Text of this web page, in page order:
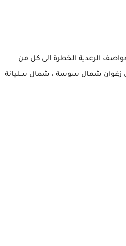
الرعدية الخطرة الى كل من
زغوان شمال سوسة ، شمال سليانة